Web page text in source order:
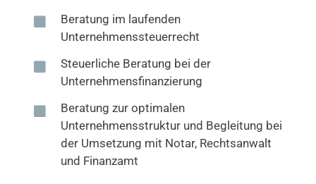
Beratung im laufenden
Unternehmenssteuerrecht
Steuerliche Beratung bei der
Unternehmensfinanzierung
Beratung zur optimalen
Unternehmensstruktur und Begleitung bei
der Umsetzung mit Notar, Rechtsanwalt
und Finanzamt